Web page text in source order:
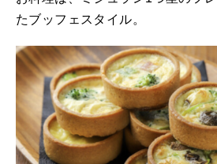
たブッフェスタイル。